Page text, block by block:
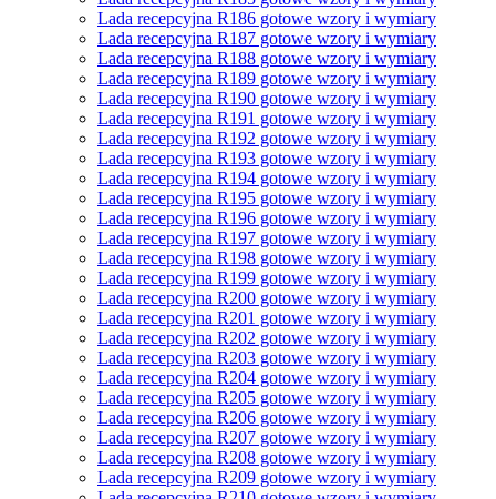
Lada recepcyjna R186 gotowe wzory i wymiary
Lada recepcyjna R187 gotowe wzory i wymiary
Lada recepcyjna R188 gotowe wzory i wymiary
Lada recepcyjna R189 gotowe wzory i wymiary
Lada recepcyjna R190 gotowe wzory i wymiary
Lada recepcyjna R191 gotowe wzory i wymiary
Lada recepcyjna R192 gotowe wzory i wymiary
Lada recepcyjna R193 gotowe wzory i wymiary
Lada recepcyjna R194 gotowe wzory i wymiary
Lada recepcyjna R195 gotowe wzory i wymiary
Lada recepcyjna R196 gotowe wzory i wymiary
Lada recepcyjna R197 gotowe wzory i wymiary
Lada recepcyjna R198 gotowe wzory i wymiary
Lada recepcyjna R199 gotowe wzory i wymiary
Lada recepcyjna R200 gotowe wzory i wymiary
Lada recepcyjna R201 gotowe wzory i wymiary
Lada recepcyjna R202 gotowe wzory i wymiary
Lada recepcyjna R203 gotowe wzory i wymiary
Lada recepcyjna R204 gotowe wzory i wymiary
Lada recepcyjna R205 gotowe wzory i wymiary
Lada recepcyjna R206 gotowe wzory i wymiary
Lada recepcyjna R207 gotowe wzory i wymiary
Lada recepcyjna R208 gotowe wzory i wymiary
Lada recepcyjna R209 gotowe wzory i wymiary